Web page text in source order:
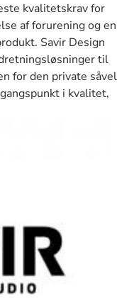
kvalitetskrav for
af forurening og en
Savir Design
til
for den private såvel
i kvalitet,